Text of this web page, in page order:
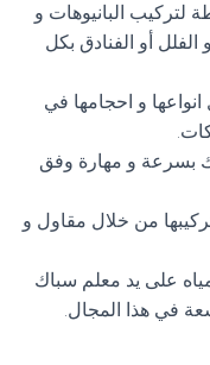
البانيوهات و
أو الفنادق بكل
و احجامها في
بسرعة و مهارة وفق
من خلال مقاول و
على يد معلم سباك
في هذا المجال.